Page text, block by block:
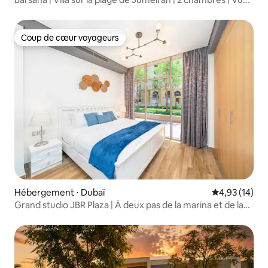
Coup de cœur voyageurs
Coup de cœur voyageurs
Hébergement ⋅ Dubaï Évaluation
4,93 (14)
Grand studio JBR Plaza | À deux pas de la marina et de la